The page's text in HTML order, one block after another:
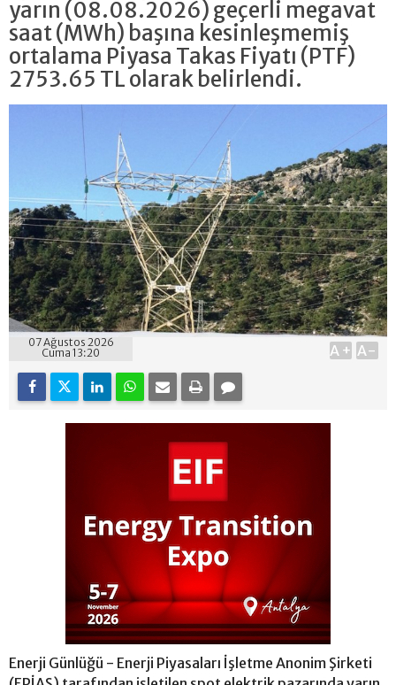
yarın (08.08.2026) geçerli megavat
saat (MWh) başına kesinleşmemiş
ortalama Piyasa Takas Fiyatı (PTF)
2753.65 TL olarak belirlendi.
07 Ağustos 2026
Cuma 13:20
A+ A-
Enerji Günlüğü - Enerji Piyasaları İşletme Anonim Şirketi